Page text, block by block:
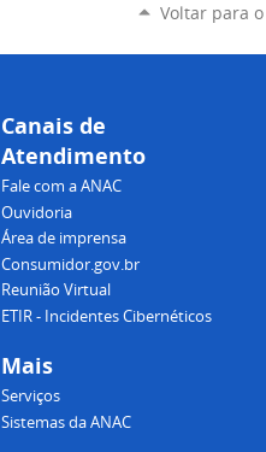
Voltar para
Canais de
Atendimento
Fale com a ANAC
Ouvidoria
Área de imprensa
Consumidor.gov.br
Reunião Virtual
ETIR - Incidentes Cibernéticos
Mais
Serviços
Sistemas da ANAC